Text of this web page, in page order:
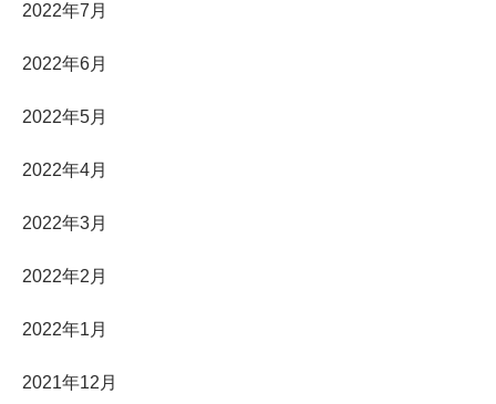
2022年7月
2022年6月
2022年5月
2022年4月
2022年3月
2022年2月
2022年1月
2021年12月